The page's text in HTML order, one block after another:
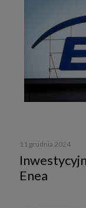
11 grudnia 2024
Enea